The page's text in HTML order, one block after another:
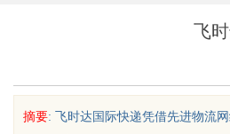
飞
摘要: 飞时达国际快递凭借先进物流